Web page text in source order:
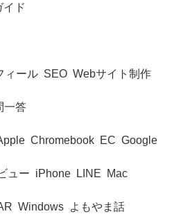
イド
ィール SEO Webサイト制作
一答
Chromebook EC Google
ュー iPhone LINE Mac
Windows よもやま話